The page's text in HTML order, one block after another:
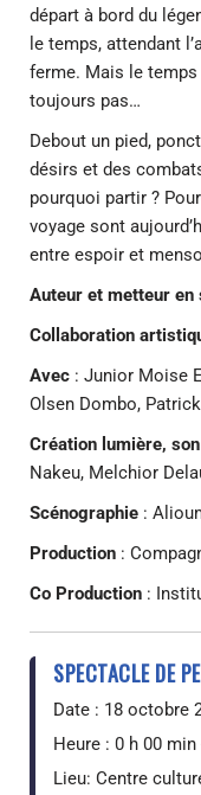
départ à bord du
le temps, attendant
ferme. Mais le temps
toujours pas…
Debout un pied,
désirs et des
pourquoi partir ?
voyage sont
entre espoir et
Auteur et metteur en
Collaboration
Avec : Junior Moise
Olsen Dombo,
Création lumière,
Nakeu, Melchior
Scénographie :
Production :
Co Production :
SPECTACLE DE
Date : 18 octobre
Heure : 0 h 00 min
Lieu: Centre